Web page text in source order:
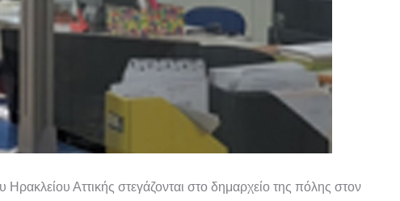
Ηρακλείου Αττικής στεγάζονται στο δημαρχείο της πόλης στον